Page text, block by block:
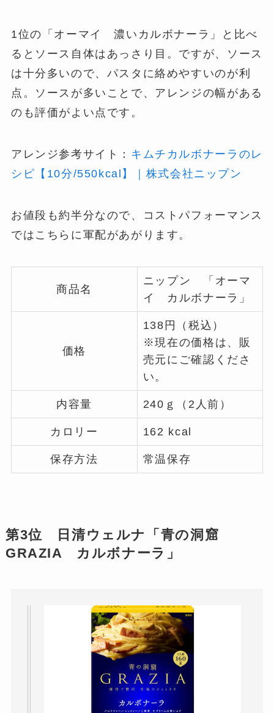
1位の「オーマイ 濃いカルボナーラ」と比べ
るとソース自体はあっさり目。ですが、ソース
は十分多いので、パスタに絡めやすいのが利
点。ソースが多いことで、アレンジの幅がある
のも評価がよい点です。
アレンジ参考サイト： キムチカルボナーラのレ
シピ【10分/550kcal】｜株式会社ニップン
お値段も約半分なので、コストパフォーマンス
ではこちらに軍配があがります。
商品名
ニップン 「オーマ
イ カルボナーラ」
価格
138円（税込）
※現在の価格は、販
売元にご確認くださ
い。
内容量 240ｇ（2人前）
カロリー 162 kcal
保存方法 常温保存
第3位 日清ウェルナ「青の洞窟
GRAZIA カルボナーラ」